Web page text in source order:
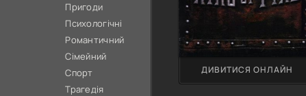
ДИВИТИСЯ ОНЛАЙН
Пригоди
Психологічні
Романтичний
Сімейний
Спорт
Трагедія